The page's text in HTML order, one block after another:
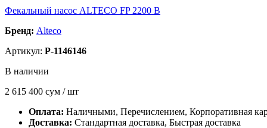
Фекальный насос ALTECO FP 2200 B
Бренд: Alteco
Артикул: P-1146146
В наличии
2 615 400 сум / шт
Оплата: Наличными, Перечислением, Корпоративная
Доставка: Стандартная доставка, Быстрая доставка